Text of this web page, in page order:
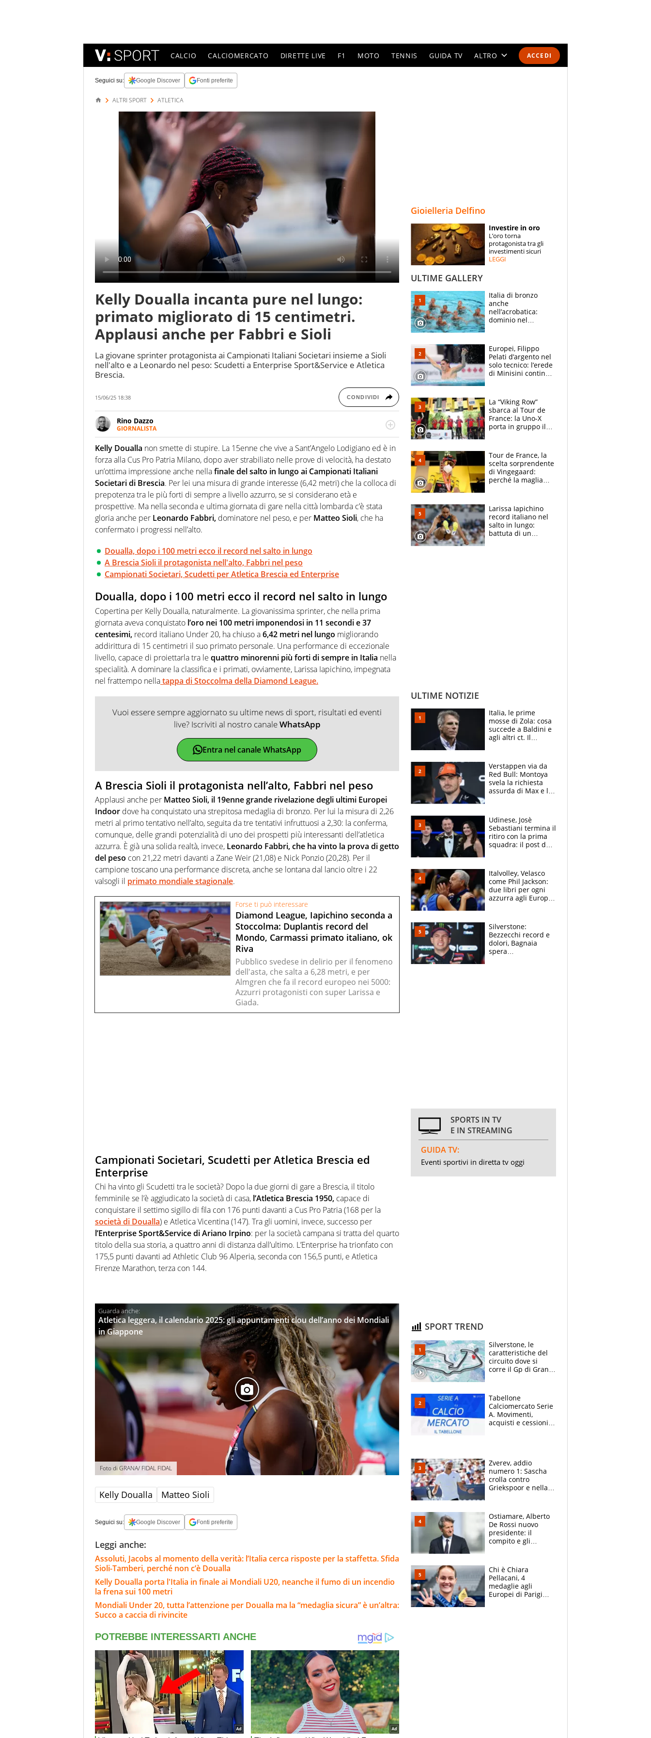
ACCEDI
CALCIO CALCIOMERCATO DIRETTE LIVE F1 MOTO TENNIS GUIDA TV ALTRO
SPECIALI
ESPERTI
Seguici su: Google Discover Fonti preferite
ALTRI SPORT ATLETICA
Kelly Doualla incanta pure nel lungo:
primato migliorato di 15 centimetri.
Applausi anche per Fabbri e Sioli
La giovane sprinter protagonista ai Campionati Italiani Societari insieme a Sioli
nell'alto e a Leonardo nel peso: Scudetti a Enterprise Sport&Service e Atletica
Brescia.
15/06/25 18:38 CONDIVIDI
Rino Dazzo
GIORNALISTA
Se mai ci fosse modo di traslare il glossario del calcio in una nicchia di esperti, lui ne
farebbe parte. Non si perde una svista arbitrale né gli umori social del mondo delle
curve
Kelly Doualla non smette di stupire. La 15enne che vive a Sant’Angelo Lodigiano ed è in
forza alla Cus Pro Patria Milano, dopo aver strabiliato nelle prove di velocità, ha destato
un’ottima impressione anche nellafinale del salto in lungo ai Campionati Italiani
Societari di Brescia. Per lei una misura di grande interesse (6,42 metri) che la colloca di
prepotenza tra le più forti di sempre a livello azzurro, se si considerano età e
prospettive. Ma nella seconda e ultima giornata di gare nella città lombarda c’è stata
gloria anche per Leonardo Fabbri, dominatore nel peso, e per Matteo Sioli, che ha
confermato i progressi nell’alto.
Doualla, dopo i 100 metri ecco il record nel salto in lungo
A Brescia Sioli il protagonista nell'alto, Fabbri nel peso
Campionati Societari, Scudetti per Atletica Brescia ed Enterprise
Doualla, dopo i 100 metri ecco il record nel salto in lungo
Copertina per Kelly Doualla, naturalmente. La giovanissima sprinter, che nella prima
giornata aveva conquistato l’oro nei 100 metri imponendosi in 11 secondi e 37
centesimi, record italiano Under 20, ha chiuso a6,42 metri nel lungo migliorando
addirittura di 15 centimetri il suo primato personale. Una performance di eccezionale
livello, capace di proiettarla tra le quattro minorenni più forti di sempre in Italia nella
specialità. A dominare la classifica e i primati, ovviamente, Larissa Iapichino, impegnata
nel frattempo nellatappa di Stoccolma della Diamond League.
Vuoi essere sempre aggiornato su ultime news di sport, risultati ed eventi
live? Iscriviti al nostro canaleWhatsApp
Entra nel canale WhatsApp
A Brescia Sioli il protagonista nell’alto, Fabbri nel peso
Applausi anche per Matteo Sioli, il 19enne grande rivelazione degli ultimi Europei
Indoor dove ha conquistato una strepitosa medaglia di bronzo. Per lui la misura di 2,26
metri al primo tentativo nell’alto, seguita da tre tentativi infruttuosi a 2,30: la conferma,
comunque, delle grandi potenzialità di uno dei prospetti più interessanti dell’atletica
azzurra. È già una solida realtà, invece, Leonardo Fabbri, che ha vinto la prova di getto
del peso con 21,22 metri davanti a Zane Weir (21,08) e Nick Ponzio (20,28). Per il
campione toscano una performance discreta, anche se lontana dal lancio oltre i 22
valsogli il primato mondiale stagionale.
Forse ti può interessare
Diamond League, Iapichino seconda a
Stoccolma: Duplantis record del
Mondo, Carmassi primato italiano, ok
Riva
Pubblico svedese in delirio per il fenomeno
dell'asta, che salta a 6,28 metri, e per
Almgren che fa il record europeo nei 5000:
Azzurri protagonisti con super Larissa e
Giada.
Campionati Societari, Scudetti per Atletica Brescia ed
Enterprise
Chi ha vinto gli Scudetti tra le società? Dopo la due giorni di gare a Brescia, il titolo
femminile se l’è aggiudicato la società di casa, l’Atletica Brescia 1950, capace di
conquistare il settimo sigillo di fila con 176 punti davanti a Cus Pro Patria (168 per la
società di Doualla) e Atletica Vicentina (147). Tra gli uomini, invece, successo per
l’Enterprise Sport&Service di Ariano Irpino: per la società campana si tratta del quarto
titolo della sua storia, a quattro anni di distanza dall’ultimo. L’Enterprise ha trionfato con
175,5 punti davanti ad Athletic Club 96 Alperia, seconda con 156,5 punti, e Atletica
Firenze Marathon, terza con 144.
Atletica leggera, il calendario 2025: gli appuntamenti clou dell’anno dei Mondiali
in Giappone
Foto di GRANA/ FIDAL FIDAL
Kelly Doualla Matteo Sioli
Seguici su: Google Discover Fonti preferite
Leggi anche:
Assoluti, Jacobs al momento della verità: l’Italia cerca risposte per la staffetta. Sfida
Sioli-Tamberi, perché non c’è Doualla
Kelly Doualla porta l'Italia in finale ai Mondiali U20, neanche il fumo di un incendio
la frena sui 100 metri
Mondiali Under 20, tutta l’attenzione per Doualla ma la “medaglia sicura” è un’altra:
Succo a caccia di rivincite
Gioielleria Delfino
Investire in oro
L’oro torna
protagonista tra gli
investimenti sicuri
LEGGI
ULTIME GALLERY
Italia di bronzo
anche
nell’acrobatica:
dominio nel
e compagni
continuare
Europei, Filippo
Pelati d’argento nel
solo tecnico: l’erede
di Minisini continua
mirino
La “Viking Row”
sbarca al Tour de
France: la Uno-X
porta in gruppo il
compagni
Tour de France, la
scelta sorprendente
di Vingegaard:
perché la maglia
rischio da evitare
Larissa Iapichino
record italiano nel
salto in lungo:
battuta di un
ULTIME NOTIZIE
Italia, le prime
mosse di Zola: cosa
succede a Baldini e
agli altri ct. Il
azzurri
Verstappen via da
Red Bull: Montoya
svela la richiesta
assurda di Max e lo
McLaren siano
meglio?”
Udinese, Josè
Sebastiani termina il
ritiro con la prima
squadra: il post del
sfondo
Italvolley, Velasco
come Phil Jackson:
due libri per ogni
azzurra agli Europei.
Silverstone:
Bezzecchi record e
dolori, Bagnaia
spera
SPORTS IN TV
E IN STREAMING
GUIDA TV:
Eventi sportivi in diretta tv oggi
SPORT TREND
Silverstone, le
caratteristiche del
circuito dove si
corre il Gp di Gran
Tabellone
Calciomercato Serie
A. Movimenti,
acquisti e cessioni:
Zverev, addio
numero 1: Sascha
crolla contro
Griekspoor e nella
terzo. Quanti malori
a Montreal
Ostiamare, Alberto
De Rossi nuovo
presidente: il
compito e gli
Chi è Chiara
Pellacani, 4
medaglie agli
Europei di Parigi